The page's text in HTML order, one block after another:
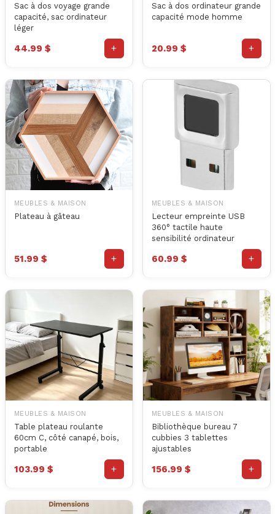
Sac à dos voyage grande
capacité, sac ordinateur
léger
44.99 $ +
Sac à dos ordinateur grande
capacité mode homme
20.99 $ +
MEUBLES & MAISON
Plateau à gâteau
51.99 $ +
MEUBLES & MAISON
Lecteur empreinte USB
360° tactile haute
sensibilité ordinateur
60.99 $ +
MEUBLES & MAISON
Table plateau roulante
60cm C, côté canapé, bois,
portable
103.99 $ +
MEUBLES & MAISON
Bibliothèque bureau 7
cubbies 3 tablettes
ajustables
156.99 $ +